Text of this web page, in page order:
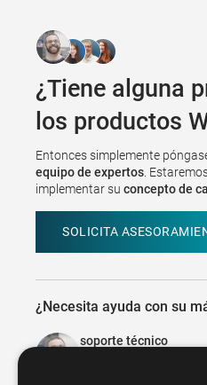
¿Tiene alguna
los productos
Entonces simplemente
equipo de expertos .
implementar su concepto de
SOLICITA
¿Necesita ayuda con su
soporte técnico